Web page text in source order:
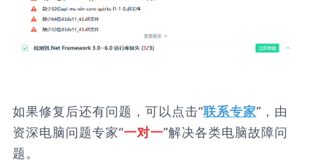
如果修复后还有问题，可以点击“联系专家”，由
资深电脑问题专家“一对一”解决各类电脑故障问
题。